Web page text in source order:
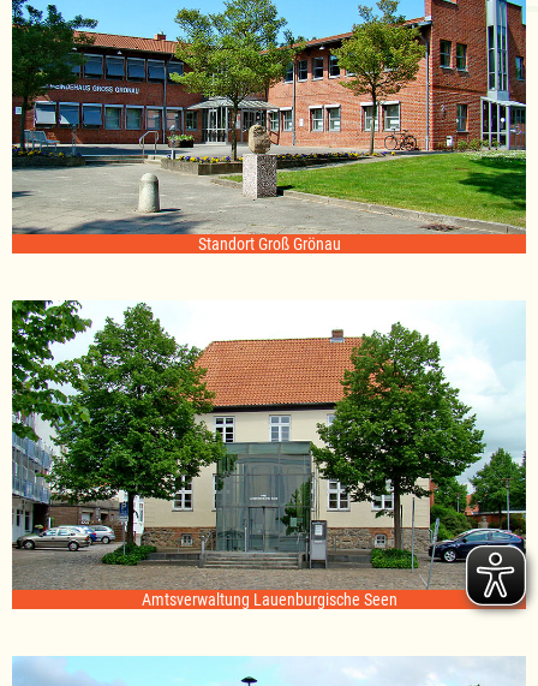
Standort Groß Grönau
Amtsverwaltung Lauenburgische Seen